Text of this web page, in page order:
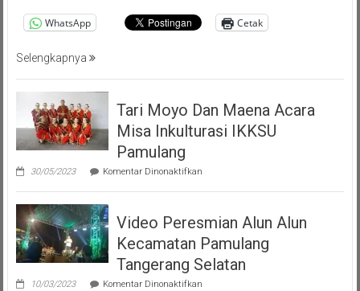
WhatsApp Cetak
Selengkapnya
Tari Moyo Dan Maena Acara
Misa Inkulturasi IKKSU
Pamulang
30/05/2023 Komentar Dinonaktifkanpada
Moyo
Maena
Misa
Inkulturasi
IKKSU
Pamulang
Video Peresmian Alun Alun
Kecamatan Pamulang
Tangerang Selatan
10/03/2023 Komentar Dinonaktifkanpada